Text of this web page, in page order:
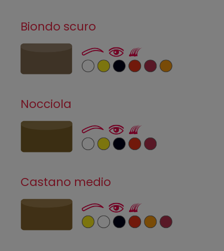
Biondo scuro
Nocciola
Castano medio